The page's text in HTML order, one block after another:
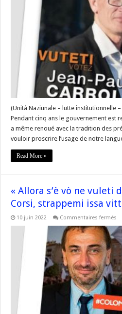
et
–
(Unità Naziunale – lutte institutionnelle
Pendant cinq ans le gouvernement est
a même renoué avec la tradition des
vouloir proscrire l’usage de notre
Read More »
« Allora s’è vò ne vuleti
Corsi, strappemi issa
10 juin 2022 Commentaires fermés
ne
pà
pà
i